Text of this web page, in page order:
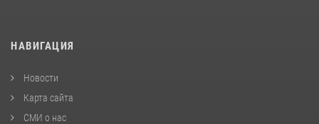
НАВИГАЦИЯ
Новости
Карта сайта
СМИ о нас